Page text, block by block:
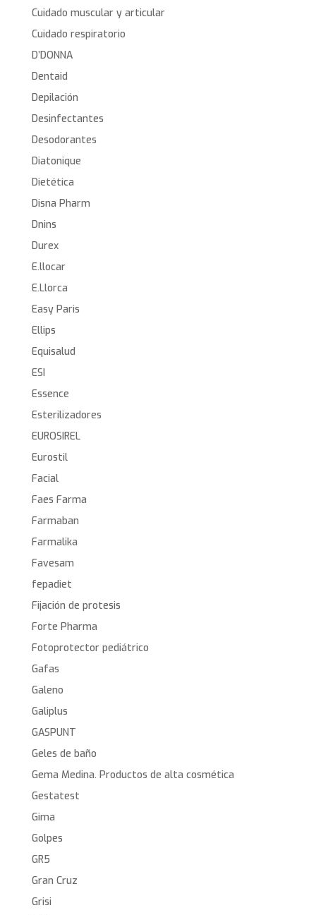
Cuidado muscular y articular
Cuidado respiratorio
D’DONNA
Dentaid
Depilación
Desinfectantes
Desodorantes
Diatonique
Dietética
Disna Pharm
Dnins
Durex
E.llocar
E.Llorca
Easy Paris
Ellips
Equisalud
ESI
Essence
Esterilizadores
EUROSIREL
Eurostil
Facial
Faes Farma
Farmaban
Farmalika
Favesam
fepadiet
Fijación de protesis
Forte Pharma
Fotoprotector pediátrico
Gafas
Galeno
Galiplus
GASPUNT
Geles de baño
Gema Medina. Productos de alta cosmética
Gestatest
Gima
Golpes
GR5
Gran Cruz
Grisi